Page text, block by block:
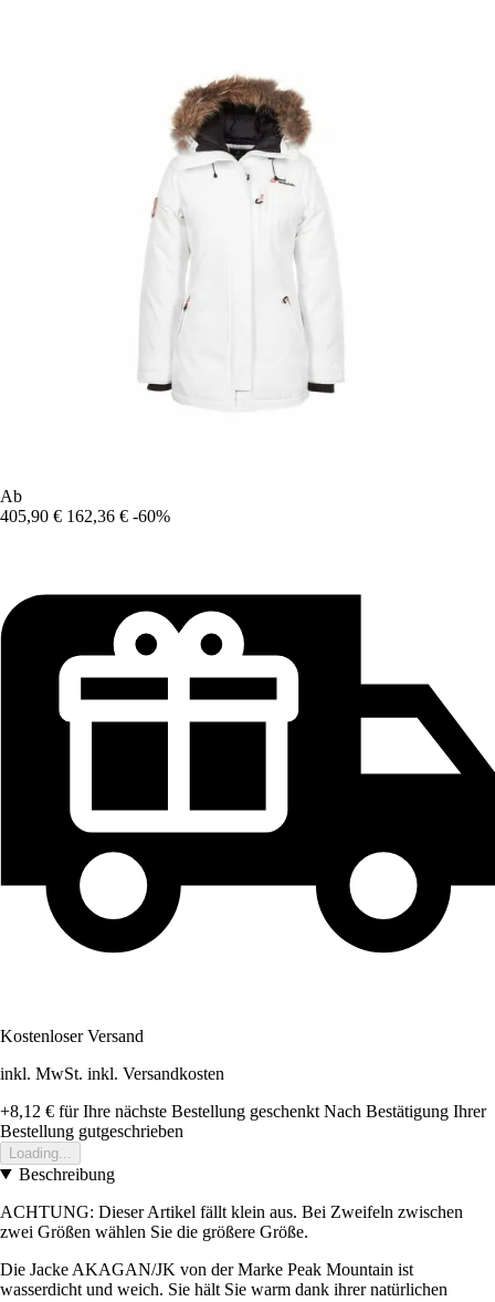
Ab
405,90 € 162,36 € -60%
Kostenloser Versand
inkl. MwSt. inkl. Versandkosten
+8,12 € für Ihre nächste Bestellung geschenkt Nach Bestätigung Ihrer
Bestellung gutgeschrieben
Loading...
Beschreibung
ACHTUNG: Dieser Artikel fällt klein aus. Bei Zweifeln zwischen
zwei Größen wählen Sie die größere Größe.
Die Jacke AKAGAN/JK von der Marke Peak Mountain ist
wasserdicht und weich. Sie hält Sie warm dank ihrer natürlichen